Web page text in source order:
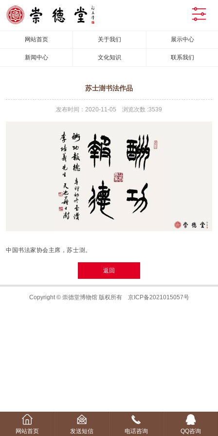
网站首页 关于我们 展示中心
新闻中心 文化知识 联系我们
苏士澍书法作品
发布时间：2020-11-05 浏览次数 :3539
中国书法家协会主席，苏士澍。
返回
Copyright © 崇德堂博物馆 版权所有 京ICP备2021015057号
网站首页 发送短信 电话咨询 QQ咨询